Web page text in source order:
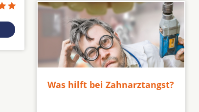
Was hilft bei Zahnarztangst?